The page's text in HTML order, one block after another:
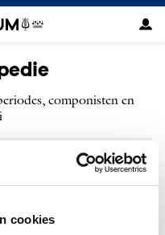
cookies
componisten en
ZOEKEN